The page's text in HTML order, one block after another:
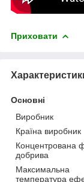
Приховати
Основні
Виробник
Країна виробник
Концентрована
добрива
Максимальна
температура